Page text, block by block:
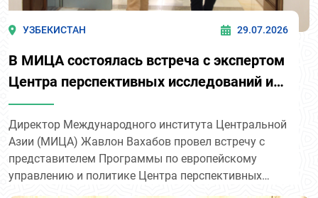
УЗБЕКИСТАН 29.07.2026
В МИЦА состоялась встреча с экспертом
Центра перспективных исследований им.
Роберта Шумана
Директор Международного института Центральной
Азии (МИЦА) Жавлон Вахабов провел встречу с
представителем Программы по европейскому
управлению и политике Центра перспективных